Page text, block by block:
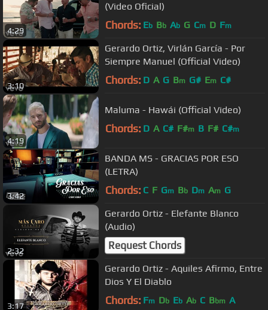
4:29
(Video Oficial)
Chords: Eb Bb Ab G Cm D Fm
3:10
Gerardo Ortiz, Virlán García - Por
Siempre Manuel (Official Video)
Chords: D A G Bm G# Em C#
4:19
Maluma - Hawái (Official Video)
Chords: D A C# F#m B F# C#m
3:42
BANDA MS - GRACIAS POR ESO
(LETRA)
Chords: C F Gm Bb Dm Am G
2:32
Gerardo Ortiz - Elefante Blanco
(Audio)
Request Chords
3:17
Gerardo Ortiz - Aquiles Afirmo, Entre
Dios Y El Diablo
Chords: Fm Db Eb Ab C Bbm A